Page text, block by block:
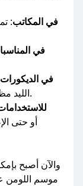
في المكاتب:
في
في الديكورات
الليد مظهرًا عصريًا وأنيقًا يغير شكل المكان بالكامل.
والآن أصبح
موسم